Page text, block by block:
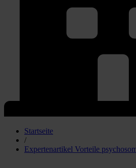
Startseite
/
Expertenartikel Vorteile